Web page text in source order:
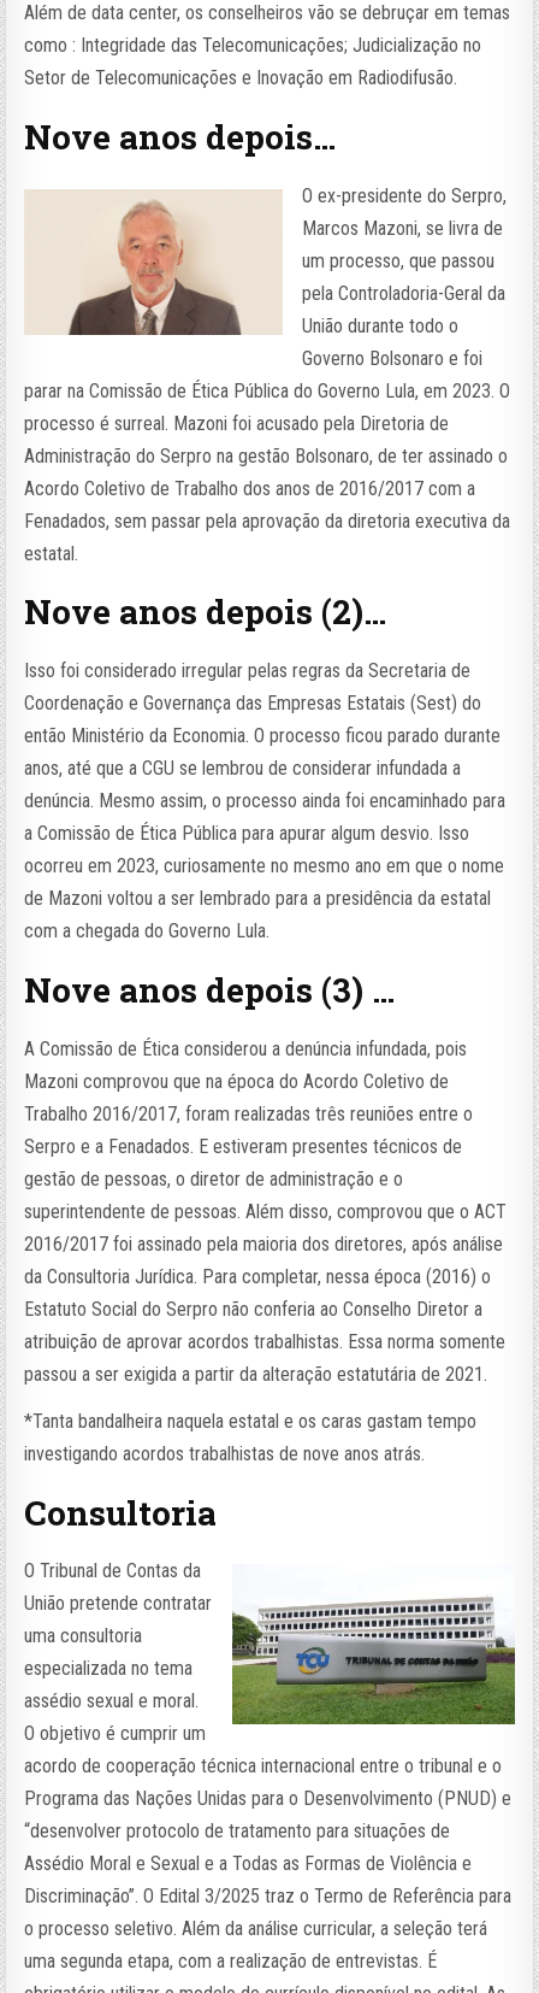
Além de data center, os conselheiros vão se debruçar em temas
como : Integridade das Telecomunicações; Judicialização no
Setor de Telecomunicações e Inovação em Radiodifusão.
Nove anos depois…
O ex-presidente do Serpro,
Marcos Mazoni, se livra de
um processo, que passou
pela Controladoria-Geral da
União durante todo o
Governo Bolsonaro e foi
parar na Comissão de Ética Pública do Governo Lula, em 2023. O
processo é surreal. Mazoni foi acusado pela Diretoria de
Administração do Serpro na gestão Bolsonaro, de ter assinado o
Acordo Coletivo de Trabalho dos anos de 2016/2017 com a
Fenadados, sem passar pela aprovação da diretoria executiva da
estatal.
Nove anos depois (2)…
Isso foi considerado irregular pelas regras da Secretaria de
Coordenação e Governança das Empresas Estatais (Sest) do
então Ministério da Economia. O processo ficou parado durante
anos, até que a CGU se lembrou de considerar infundada a
denúncia. Mesmo assim, o processo ainda foi encaminhado para
a Comissão de Ética Pública para apurar algum desvio. Isso
ocorreu em 2023, curiosamente no mesmo ano em que o nome
de Mazoni voltou a ser lembrado para a presidência da estatal
com a chegada do Governo Lula.
Nove anos depois (3) …
A Comissão de Ética considerou a denúncia infundada, pois
Mazoni comprovou que na época do Acordo Coletivo de
Trabalho 2016/2017, foram realizadas três reuniões entre o
Serpro e a Fenadados. E estiveram presentes técnicos de
gestão de pessoas, o diretor de administração e o
superintendente de pessoas. Além disso, comprovou que o ACT
2016/2017 foi assinado pela maioria dos diretores, após análise
da Consultoria Jurídica. Para completar, nessa época (2016) o
Estatuto Social do Serpro não conferia ao Conselho Diretor a
atribuição de aprovar acordos trabalhistas. Essa norma somente
passou a ser exigida a partir da alteração estatutária de 2021.
*Tanta bandalheira naquela estatal e os caras gastam tempo
investigando acordos trabalhistas de nove anos atrás.
Consultoria
O Tribunal de Contas da
União pretende contratar
uma consultoria
especializada no tema
assédio sexual e moral.
O objetivo é cumprir um
acordo de cooperação técnica internacional entre o tribunal e o
Programa das Nações Unidas para o Desenvolvimento (PNUD) e
“desenvolver protocolo de tratamento para situações de
Assédio Moral e Sexual e a Todas as Formas de Violência e
Discriminação”. O Edital 3/2025 traz o Termo de Referência para
o processo seletivo. Além da análise curricular, a seleção terá
uma segunda etapa, com a realização de entrevistas. É